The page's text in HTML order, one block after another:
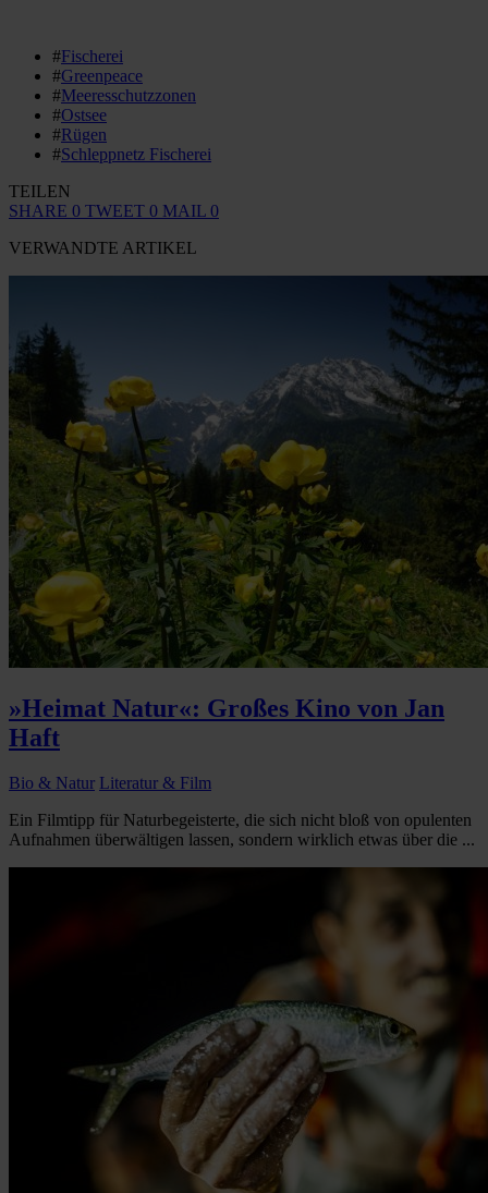
#Fischerei
#Greenpeace
#Meeresschutzzonen
#Ostsee
#Rügen
#Schleppnetz Fischerei
TEILEN
SHARE 0 TWEET 0 MAIL 0
VERWANDTE ARTIKEL
»Heimat Natur«: Großes Kino von Jan
Haft
Bio & Natur Literatur & Film
Ein Filmtipp für Naturbegeisterte, die sich nicht bloß von opulenten
Aufnahmen überwältigen lassen, sondern wirklich etwas über die ...